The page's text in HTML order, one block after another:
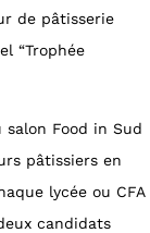
de pâtisserie
“Trophée
Food in Sud
pâtissiers en
lycée ou CFA
candidats